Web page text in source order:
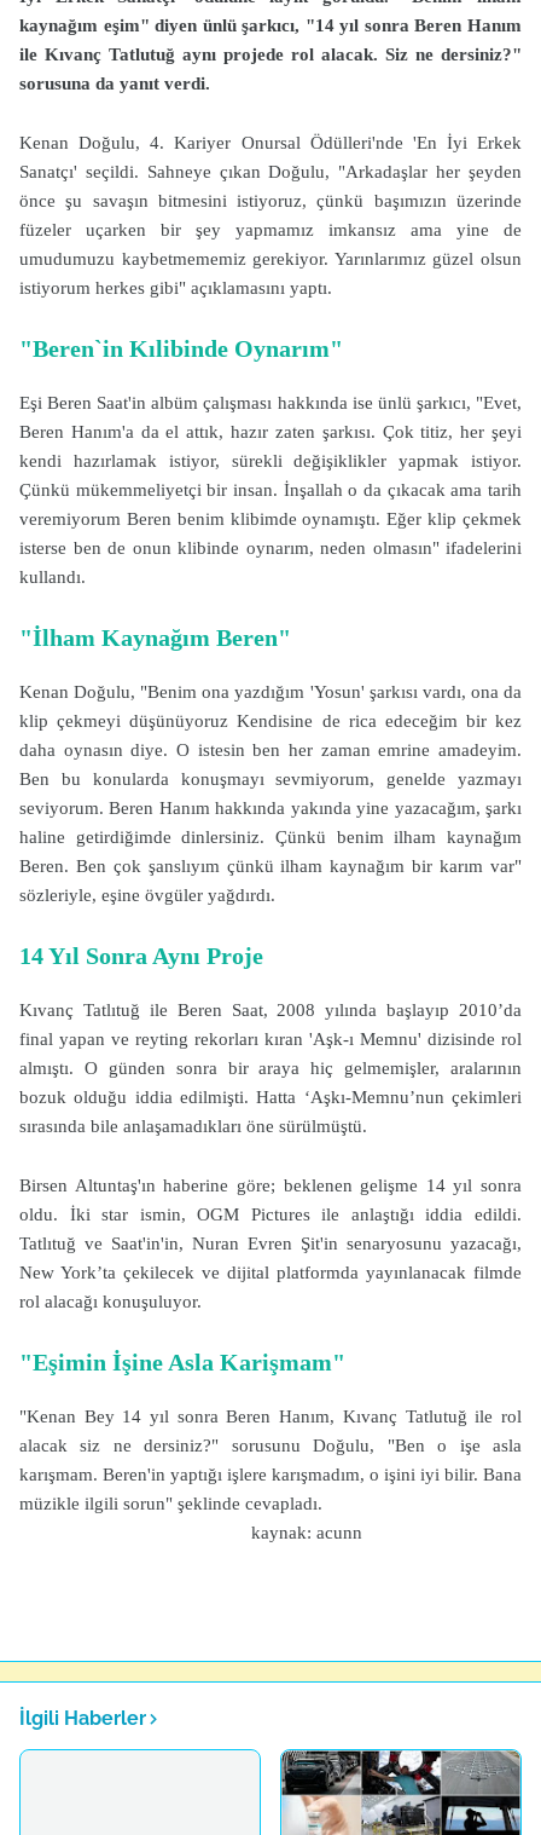
kaynağım eşim" diyen ünlü şarkıcı, "14 yıl sonra Beren Hanım
ile Kıvanç Tatlutuğ aynı projede rol alacak. Siz ne dersiniz?"
sorusuna da yanıt verdi.
Kenan Doğulu, 4. Kariyer Onursal Ödülleri'nde 'En İyi Erkek
Sanatçı' seçildi. Sahneye çıkan Doğulu, "Arkadaşlar her şeyden
önce şu savaşın bitmesini istiyoruz, çünkü başımızın üzerinde
füzeler uçarken bir şey yapmamız imkansız ama yine de
umudumuzu kaybetmememiz gerekiyor. Yarınlarımız güzel olsun
istiyorum herkes gibi" açıklamasını yaptı.
"Beren`in Kılibinde Oynarım"
Eşi Beren Saat'in albüm çalışması hakkında ise ünlü şarkıcı, "Evet,
Beren Hanım'a da el attık, hazır zaten şarkısı. Çok titiz, her şeyi
kendi hazırlamak istiyor, sürekli değişiklikler yapmak istiyor.
Çünkü mükemmeliyetçi bir insan. İnşallah o da çıkacak ama tarih
veremiyorum Beren benim klibimde oynamıştı. Eğer klip çekmek
isterse ben de onun klibinde oynarım, neden olmasın" ifadelerini
kullandı.
"İlham Kaynağım Beren"
Kenan Doğulu, "Benim ona yazdığım 'Yosun' şarkısı vardı, ona da
klip çekmeyi düşünüyoruz Kendisine de rica edeceğim bir kez
daha oynasın diye. O istesin ben her zaman emrine amadeyim.
Ben bu konularda konuşmayı sevmiyorum, genelde yazmayı
seviyorum. Beren Hanım hakkında yakında yine yazacağım, şarkı
haline getirdiğimde dinlersiniz. Çünkü benim ilham kaynağım
Beren. Ben çok şanslıyım çünkü ilham kaynağım bir karım var"
sözleriyle, eşine övgüler yağdırdı.
14 Yıl Sonra Aynı Proje
Kıvanç Tatlıtuğ ile Beren Saat, 2008 yılında başlayıp 2010’da
final yapan ve reyting rekorları kıran 'Aşk-ı Memnu' dizisinde rol
almıştı. O günden sonra bir araya hiç gelmemişler, aralarının
bozuk olduğu iddia edilmişti. Hatta ‘Aşkı-Memnu’nun çekimleri
sırasında bile anlaşamadıkları öne sürülmüştü.
Birsen Altuntaş'ın haberine göre; beklenen gelişme 14 yıl sonra
oldu. İki star ismin, OGM Pictures ile anlaştığı iddia edildi.
Tatlıtuğ ve Saat'in'in, Nuran Evren Şit'in senaryosunu yazacağı,
New York’ta çekilecek ve dijital platformda yayınlanacak filmde
rol alacağı konuşuluyor.
"Eşimin İşine Asla Karişmam"
"Kenan Bey 14 yıl sonra Beren Hanım, Kıvanç Tatlutuğ ile rol
alacak siz ne dersiniz?" sorusunu Doğulu, "Ben o işe asla
karışmam. Beren'in yaptığı işlere karışmadım, o işini iyi bilir. Bana
müzikle ilgili sorun" şeklinde cevapladı.
kaynak: acunn
İlgili Haberler